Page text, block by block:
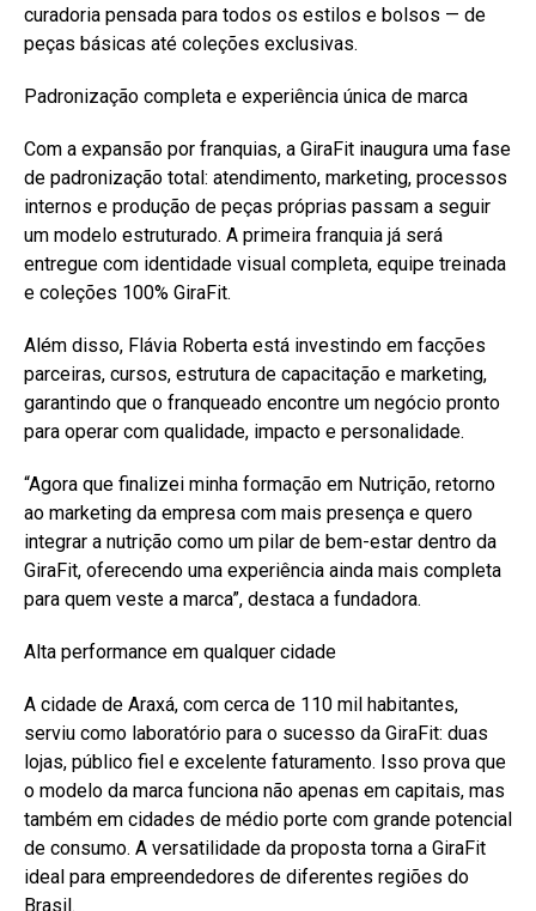
curadoria pensada para todos os estilos e bolsos — de
peças básicas até coleções exclusivas.
Padronização completa e experiência única de marca
Com a expansão por franquias, a GiraFit inaugura uma fase
de padronização total: atendimento, marketing, processos
internos e produção de peças próprias passam a seguir
um modelo estruturado. A primeira franquia já será
entregue com identidade visual completa, equipe treinada
e coleções 100% GiraFit.
Além disso, Flávia Roberta está investindo em facções
parceiras, cursos, estrutura de capacitação e marketing,
garantindo que o franqueado encontre um negócio pronto
para operar com qualidade, impacto e personalidade.
“Agora que finalizei minha formação em Nutrição, retorno
ao marketing da empresa com mais presença e quero
integrar a nutrição como um pilar de bem-estar dentro da
GiraFit, oferecendo uma experiência ainda mais completa
para quem veste a marca”, destaca a fundadora.
Alta performance em qualquer cidade
A cidade de Araxá, com cerca de 110 mil habitantes,
serviu como laboratório para o sucesso da GiraFit: duas
lojas, público fiel e excelente faturamento. Isso prova que
o modelo da marca funciona não apenas em capitais, mas
também em cidades de médio porte com grande potencial
de consumo. A versatilidade da proposta torna a GiraFit
ideal para empreendedores de diferentes regiões do
Brasil.